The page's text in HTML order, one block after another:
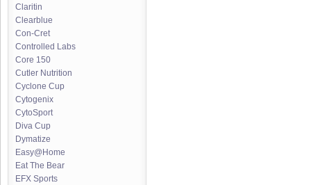
Claritin
Clearblue
Con-Cret
Controlled Labs
Core 150
Cutler Nutrition
Cyclone Cup
Cytogenix
CytoSport
Diva Cup
Dymatize
Easy@Home
Eat The Bear
EFX Sports